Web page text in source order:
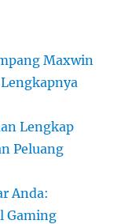
Maxwin
Lengkap
Peluang
Anda:
Gaming